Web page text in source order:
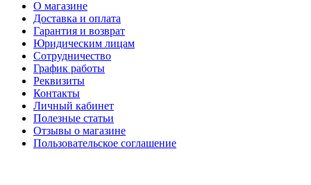
О магазине
Доставка и оплата
Гарантия и возврат
Юридическим лицам
Сотрудничество
График работы
Реквизиты
Контакты
Личный кабинет
Полезные статьи
Отзывы о магазине
Пользовательское соглашение